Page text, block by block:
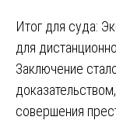
Итог для суда:
для
Заключение
совершения